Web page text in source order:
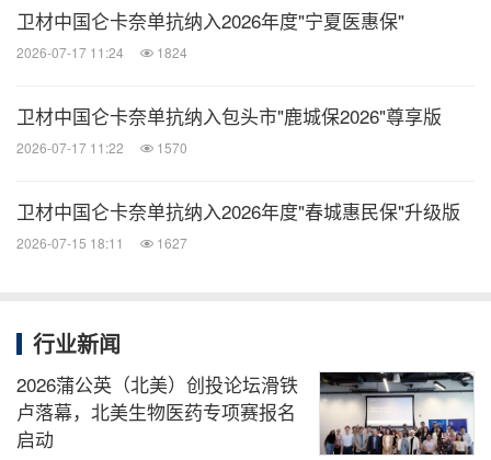
卫材中国仑卡奈单抗纳入2026年度"宁夏医惠保"
2026-07-17 11:24 1824
卫材中国仑卡奈单抗纳入包头市"鹿城保2026"尊享版
2026-07-17 11:22 1570
卫材中国仑卡奈单抗纳入2026年度"春城惠民保"升级版
2026-07-15 18:11 1627
行业新闻
2026蒲公英（北美）创投论坛滑铁
卢落幕，北美生物医药专项赛报名
启动